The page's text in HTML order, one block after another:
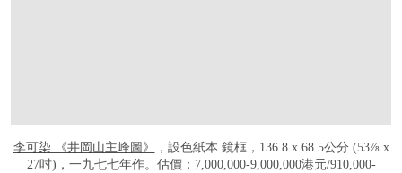
李可染 《井岡山主峰圖》
，設色紙本 鏡框，136.8 x 68.5公分 (53⅞ x
27吋)，一九七七年作。估價：7,000,000-9,000,000港元/910,000-